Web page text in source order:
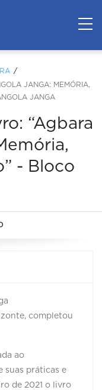
JANGA: MEMÓRIA,
JANGA
“Agbara
- Bloco
completou
ao
suas práticas e
de 2021 o livro